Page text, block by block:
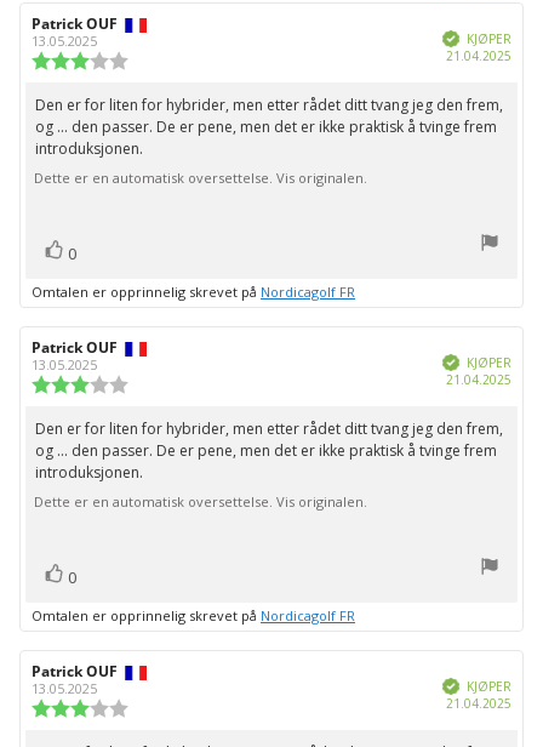
Forfatter:
Patrick OUF
13.05.2025
av
5
mulige
VerifisertKJØPER
21.04.2025
Omtaletekst:
Den er for liten for hybrider, men etter rådet ditt tvang jeg den frem,
og ... den passer. De er pene, men det er ikke praktisk å tvinge frem
introduksjonen.
Dette er en automatisk oversettelse. Vis originalen.
Liker
0
Omtalen er opprinnelig skrevet på Nordicagolf FR
Forfatter:
Patrick OUF
13.05.2025
av
5
mulige
VerifisertKJØPER
21.04.2025
Omtaletekst:
Den er for liten for hybrider, men etter rådet ditt tvang jeg den frem,
og ... den passer. De er pene, men det er ikke praktisk å tvinge frem
introduksjonen.
Dette er en automatisk oversettelse. Vis originalen.
Liker
0
Omtalen er opprinnelig skrevet på Nordicagolf FR
Forfatter:
Patrick OUF
13.05.2025 VerifisertKJØPER
21.04.2025